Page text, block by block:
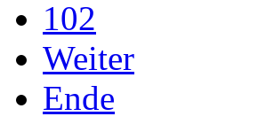
102
Weiter
Ende